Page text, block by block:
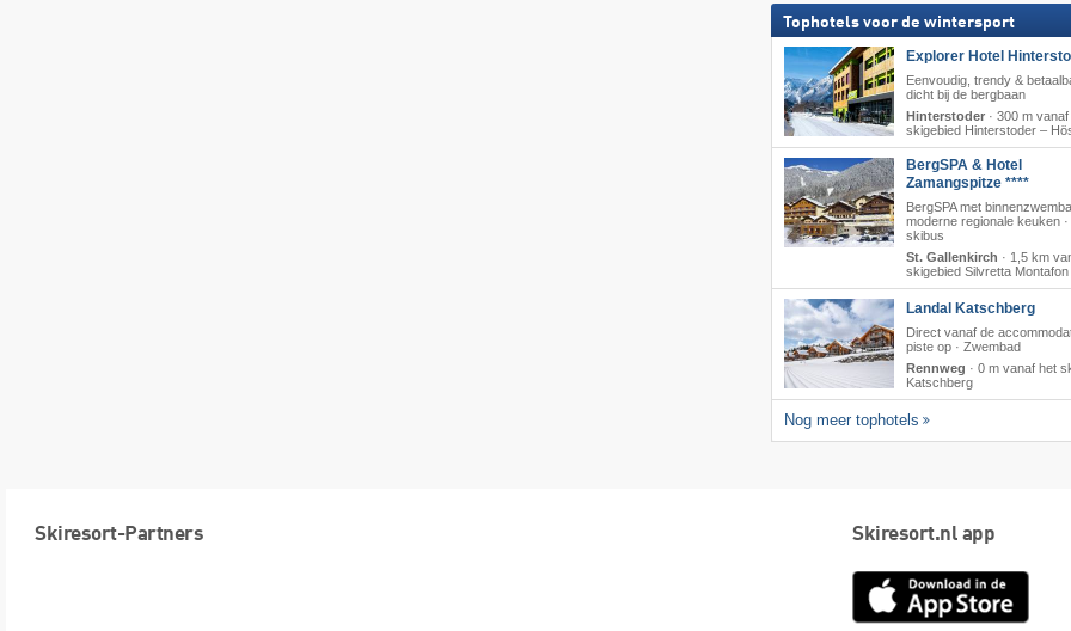
Tophotels voor de wintersport
Explorer Hotel
Eenvoudig, trendy &
dicht bij de bergbaan
Hinterstoder· 300 m vanaf
skigebied Hinterstoder –
BergSPA & Hotel
Zamangspitze ****
BergSPA met
moderne regionale keuken ·
skibus
St. Gallenkirch · 1,5 km
skigebied Silvretta Montafon
Landal Katschberg
Direct vanaf de
piste op · Zwembad
Rennweg · 0 m vanaf het
Katschberg
Nog meer tophotels
Skiresort-Partners Skiresort.nl app
App